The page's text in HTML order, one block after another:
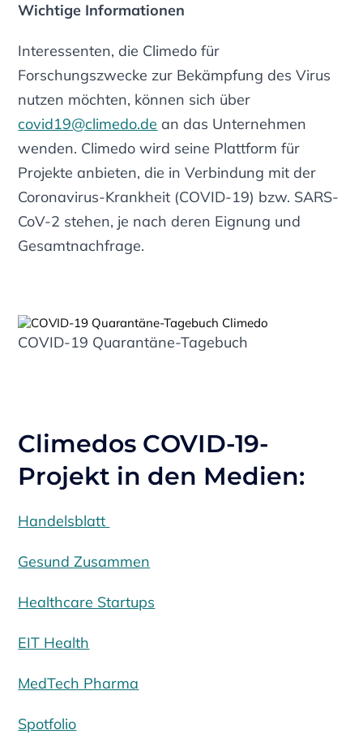
Wichtige Informationen
Interessenten, die Climedo für
Forschungszwecke zur Bekämpfung des Virus
nutzen möchten, können sich über
covid19@climedo.de an das Unternehmen
wenden. Climedo wird seine Plattform für
Projekte anbieten, die in Verbindung mit der
Coronavirus-Krankheit (COVID-19) bzw. SARS-
CoV-2 stehen, je nach deren Eignung und
Gesamtnachfrage.
COVID-19 Quarantäne-Tagebuch
Climedos COVID-19-
Projekt in den Medien:
Handelsblatt
Gesund Zusammen
Healthcare Startups
EIT Health
MedTech Pharma
Spotfolio